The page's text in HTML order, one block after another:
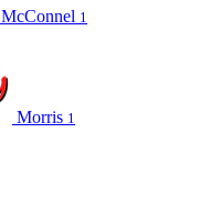
McConnel 1
Morris 1